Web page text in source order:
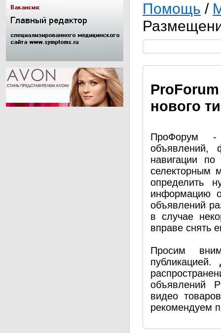
Помощь /
Pro
нового
ПроФорум -
объявлений,
навигации по
селекторным
определить
информацию
объявлений
в случае
вправе снять
Просим
объявлений
видео
рекомендуем